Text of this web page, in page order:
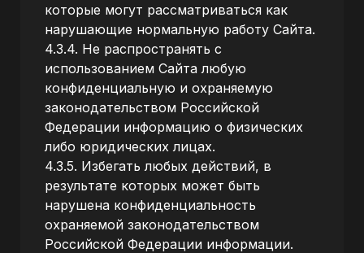
которые могут рассматриваться как
нарушающие нормальную работу Сайта.
4.3.4. Не распространять с
использованием Сайта любую
конфиденциальную и охраняемую
законодательством Российской
Федерации информацию о физических
либо юридических лицах.
4.3.5. Избегать любых действий, в
результате которых может быть
нарушена конфиденциальность
охраняемой законодательством
Российской Федерации информации.